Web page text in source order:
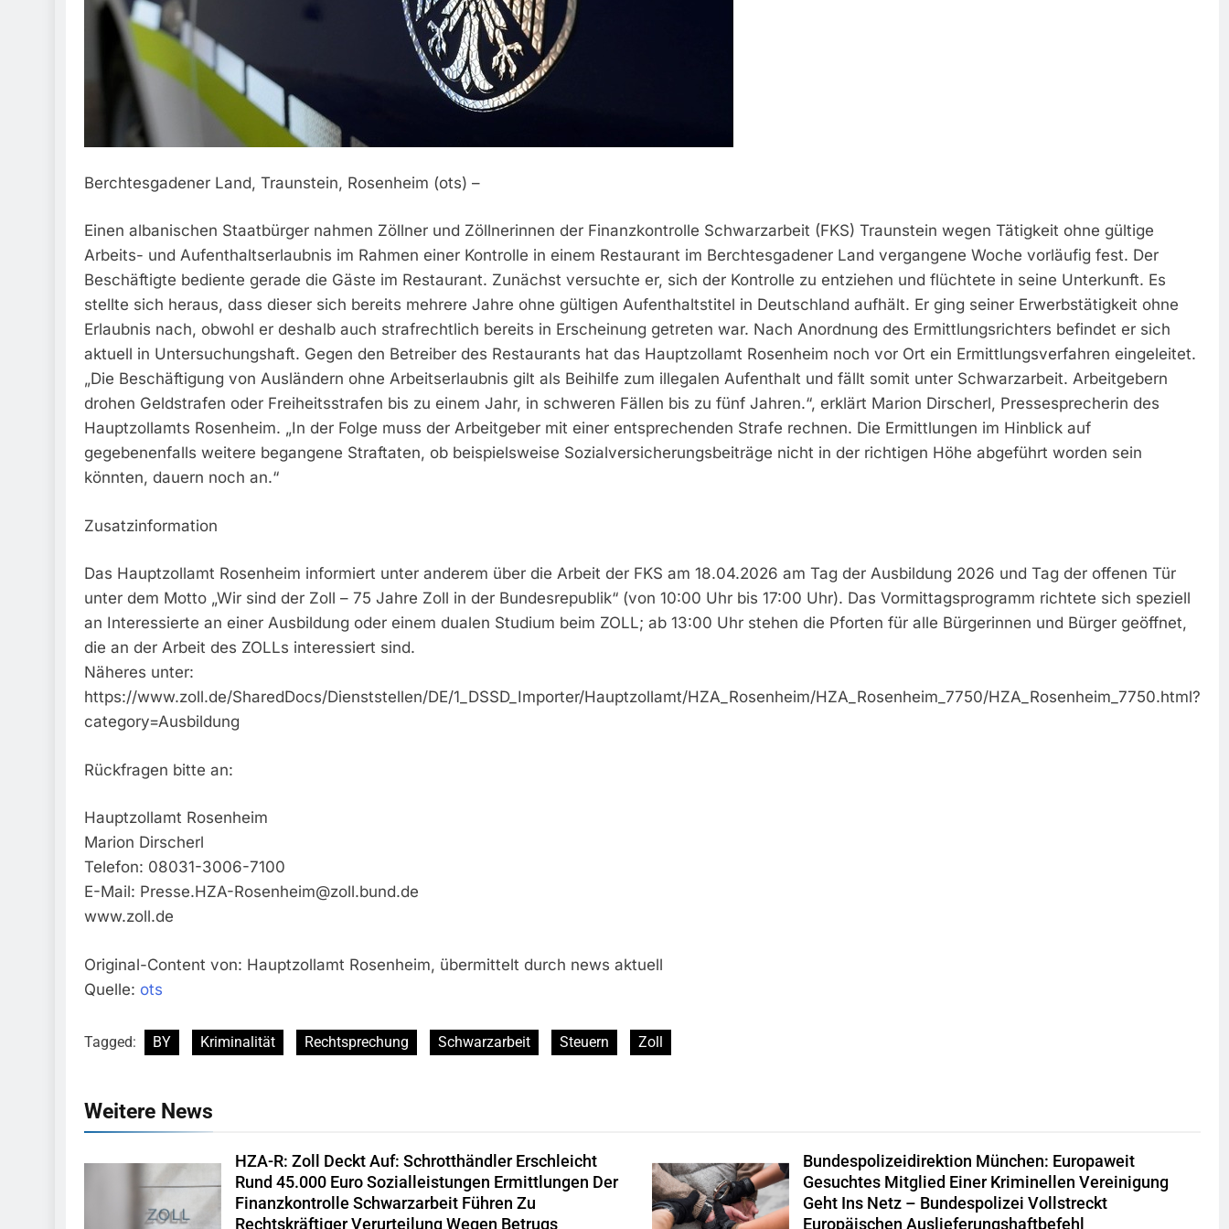
Berchtesgadener Land, Traunstein, Rosenheim (ots) –
Einen albanischen Staatbürger nahmen Zöllner und Zöllnerinnen der Finanzkontrolle Schwarzarbeit (FKS) Traunstein wegen Tätigkeit ohne gültige
Arbeits- und Aufenthaltserlaubnis im Rahmen einer Kontrolle in einem Restaurant im Berchtesgadener Land vergangene Woche vorläufig fest. Der
Beschäftigte bediente gerade die Gäste im Restaurant. Zunächst versuchte er, sich der Kontrolle zu entziehen und flüchtete in seine Unterkunft. Es
stellte sich heraus, dass dieser sich bereits mehrere Jahre ohne gültigen Aufenthaltstitel in Deutschland aufhält. Er ging seiner Erwerbstätigkeit ohne
Erlaubnis nach, obwohl er deshalb auch strafrechtlich bereits in Erscheinung getreten war. Nach Anordnung des Ermittlungsrichters befindet er sich
aktuell in Untersuchungshaft. Gegen den Betreiber des Restaurants hat das Hauptzollamt Rosenheim noch vor Ort ein Ermittlungsverfahren eingeleitet.
„Die Beschäftigung von Ausländern ohne Arbeitserlaubnis gilt als Beihilfe zum illegalen Aufenthalt und fällt somit unter Schwarzarbeit. Arbeitgebern
drohen Geldstrafen oder Freiheitsstrafen bis zu einem Jahr, in schweren Fällen bis zu fünf Jahren.“, erklärt Marion Dirscherl, Pressesprecherin des
Hauptzollamts Rosenheim. „In der Folge muss der Arbeitgeber mit einer entsprechenden Strafe rechnen. Die Ermittlungen im Hinblick auf
gegebenenfalls weitere begangene Straftaten, ob beispielsweise Sozialversicherungsbeiträge nicht in der richtigen Höhe abgeführt worden sein
könnten, dauern noch an.“
Zusatzinformation
Das Hauptzollamt Rosenheim informiert unter anderem über die Arbeit der FKS am 18.04.2026 am Tag der Ausbildung 2026 und Tag der offenen Tür
unter dem Motto „Wir sind der Zoll – 75 Jahre Zoll in der Bundesrepublik“ (von 10:00 Uhr bis 17:00 Uhr). Das Vormittagsprogramm richtete sich speziell
an Interessierte an einer Ausbildung oder einem dualen Studium beim ZOLL; ab 13:00 Uhr stehen die Pforten für alle Bürgerinnen und Bürger geöffnet,
die an der Arbeit des ZOLLs interessiert sind.
Näheres unter:
https://www.zoll.de/SharedDocs/Dienststellen/DE/1_DSSD_Importer/Hauptzollamt/HZA_Rosenheim/HZA_Rosenheim_7750/HZA_Rosenheim_7750.html?
category=Ausbildung
Rückfragen bitte an:
Hauptzollamt Rosenheim
Marion Dirscherl
Telefon: 08031-3006-7100
E-Mail: Presse.HZA-Rosenheim@zoll.bund.de
www.zoll.de
Original-Content von: Hauptzollamt Rosenheim, übermittelt durch news aktuell
Quelle: ots
Tagged: BY Kriminalität Rechtsprechung Schwarzarbeit Steuern Zoll
Weitere News
HZA-R: Zoll Deckt Auf: Schrotthändler Erschleicht
Rund 45.000 Euro Sozialleistungen Ermittlungen Der
Finanzkontrolle Schwarzarbeit Führen Zu
Rechtskräftiger Verurteilung Wegen Betrugs
Bundespolizeidirektion München: Europaweit
Gesuchtes Mitglied Einer Kriminellen Vereinigung
Geht Ins Netz – Bundespolizei Vollstreckt
Europäischen Auslieferungshaftbefehl